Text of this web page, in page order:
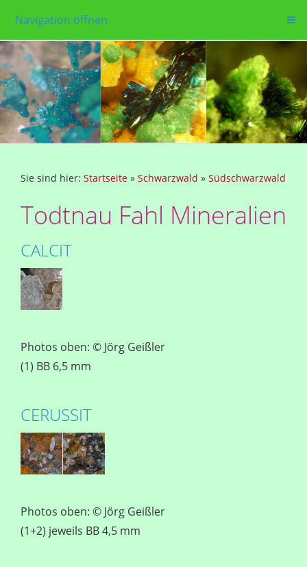
Navigation öffnen
Sie sind hier: Startseite » Schwarzwald » Südschwarzwald
Todtnau Fahl Mineralien
CALCIT
Photos oben: © Jörg Geißler
(1) BB 6,5 mm
CERUSSIT
Photos oben: © Jörg Geißler
(1+2) jeweils BB 4,5 mm